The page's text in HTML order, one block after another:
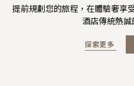
官網預訂可享高達75折的含早
餐飲消
探索更多
提前規劃您的旅程，在體驗奢享
酒店傳統熱誠
探索更多
城中度假，感官奢享，成都尼依
獻甄選購物禮遇，時
探索更多
成都尼依格羅酒店推出兩款月餅
節式樣，象徵長壽、幸福。將
探
成都尼依格羅酒店攜手EviDenS
面膜傾注浪漫巧思，共創
探索更多
預訂尼依格羅酒店「夏日臻享」
及更
探索更多